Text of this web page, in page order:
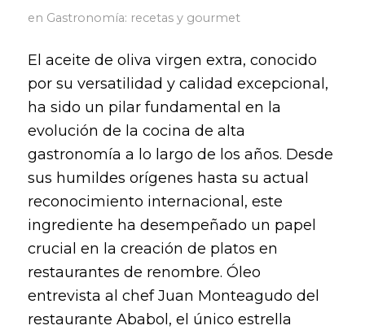
en Gastronomía: recetas y gourmet
El aceite de oliva virgen extra, conocido
por su versatilidad y calidad excepcional,
ha sido un pilar fundamental en la
evolución de la cocina de alta
gastronomía a lo largo de los años. Desde
sus humildes orígenes hasta su actual
reconocimiento internacional, este
ingrediente ha desempeñado un papel
crucial en la creación de platos en
restaurantes de renombre. Óleo
entrevista al chef Juan Monteagudo del
restaurante Ababol, el único estrella